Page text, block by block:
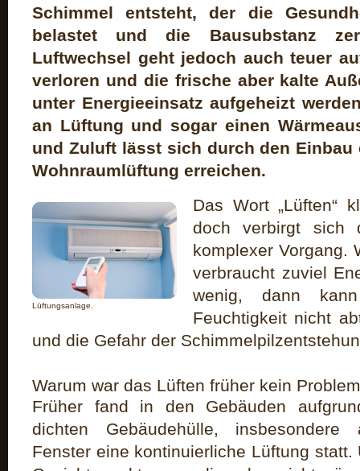
Schimmel entsteht, der die
belastet und die Bausubstanz
Luftwechsel geht jedoch auch teuer
verloren und die frische aber kalte
unter Energieeinsatz aufgeheizt
an Lüftung und sogar einen
und Zuluft lässt sich durch den
Wohnraumlüftung erreichen.
Lüftungsanlage.
Das Wort „Lüften“
doch verbirgt sich
komplexer Vorgang.
verbraucht zuviel
wenig, dann
Feuchtigkeit nicht
und die Gefahr der
Warum war das Lüften früher kein
Früher fand in den Gebäuden
dichten Gebäudehülle, insbesondere
Fenster eine kontinuierliche Lüftung statt.